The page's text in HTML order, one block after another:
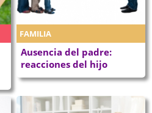
FAMILIA
Ausencia del padre:
reacciones del hijo